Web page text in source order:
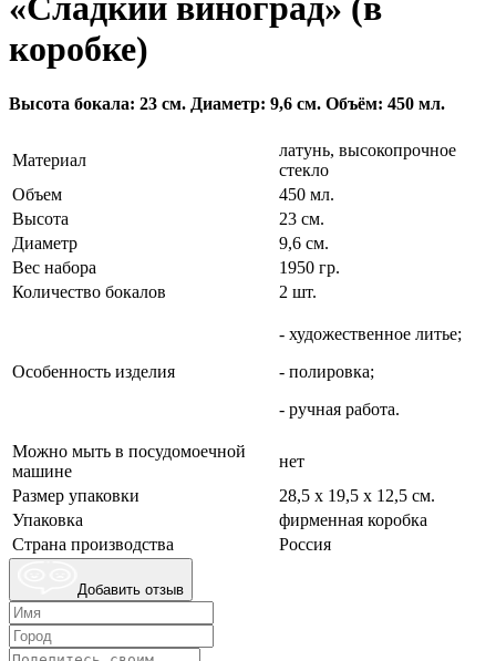
«Сладкий виноград» (в
коробке)
Высота бокала: 23 см. Диаметр: 9,6 см. Объём: 450 мл.
Материал
латунь, высокопрочное
стекло
Объем
450 мл.
Высота
23 см.
Диаметр
9,6 см.
Вес набора
1950 гр.
Количество бокалов
2 шт.
Особенность изделия
- художественное литье;
- полировка;
- ручная работа.
Можно мыть в посудомоечной
машине
нет
Размер упаковки
28,5 х 19,5 х 12,5 см.
Упаковка
фирменная коробка
Страна производства
Россия
Добавить отзыв